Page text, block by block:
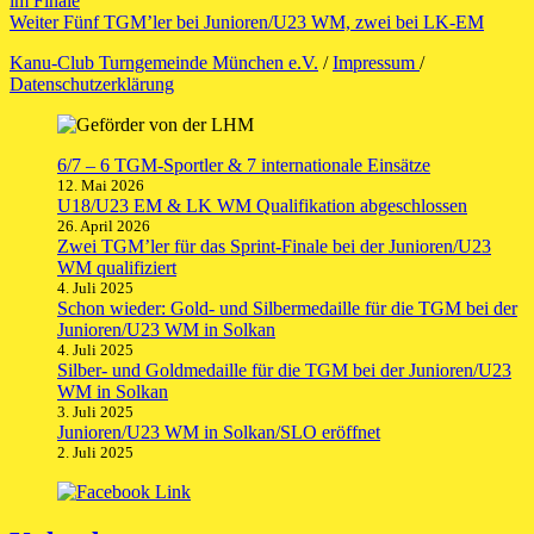
Weiter Nächster
Fünf TGM’ler bei Junioren/U23 WM, zwei bei LK-EM
Kanu-Club Turngemeinde München e.V. /Impressum /
Datenschutzerklärung
6/7 – 6 TGM-Sportler & 7 internationale Einsätze
12. Mai 2026
U18/U23 EM & LK WM Qualifikation abgeschlossen
26. April 2026
Zwei TGM’ler für das Sprint-Finale bei der Junioren/U23
WM qualifiziert
4. Juli 2025
Schon wieder: Gold- und Silbermedaille für die TGM bei der
Junioren/U23 WM in Solkan
4. Juli 2025
Silber- und Goldmedaille für die TGM bei der Junioren/U23
WM in Solkan
3. Juli 2025
Junioren/U23 WM in Solkan/SLO eröffnet
2. Juli 2025